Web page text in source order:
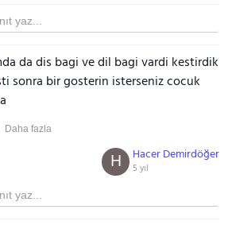
da dis bagi ve dil bagi vardi kestirdik
sonra bir gosterin isterseniz cocuk
Daha fazla
Hacer Demirdöğer
5 yıl
H